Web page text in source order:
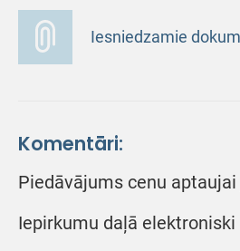
Iesniedzamie
Komentāri:
Piedāvājums cenu
Iepirkumu daļā elektroniski